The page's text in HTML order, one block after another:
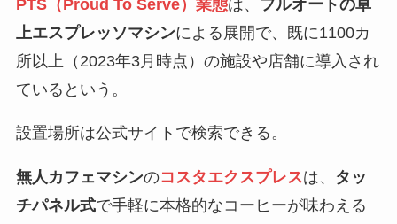
PTS（Proud To Serve）業態は、
フルオートの卓
上エスプレッソマシンによる展開で、既に1100カ
所以上（2023年3月時点）の施設や店舗に導入され
ているという。
設置場所は公式サイトで検索できる。
無人カフェマシンのコスタエクスプレスは、
タッ
チパネル式で手軽に本格的なコーヒーが味わえる